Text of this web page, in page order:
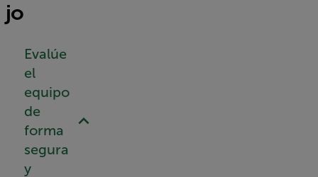
jo
Evalúe
el
equipo
de
forma
segura
y